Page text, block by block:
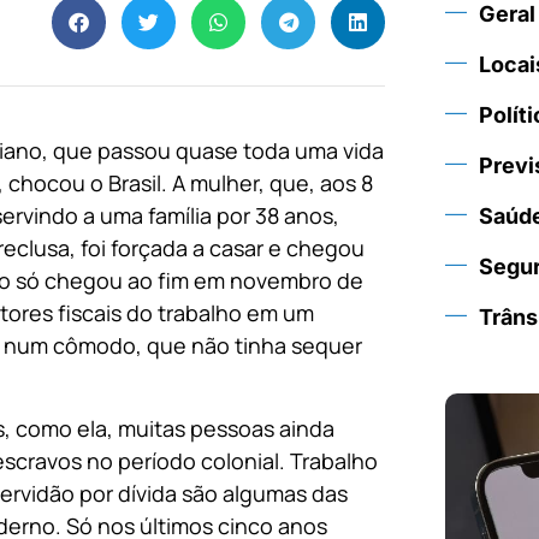
que passou quase toda uma vida
o Brasil. A mulher, que, aos 8
a uma família por 38 anos,
foi forçada a casar e chegou
só chegou ao fim em novembro de
fiscais do trabalho em um
cômodo, que não tinha sequer
como ela, muitas pessoas ainda
no período colonial. Trabalho
por dívida são algumas das
Só nos últimos cinco anos
Geral